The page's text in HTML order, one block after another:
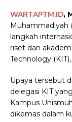
WARTAPTM.ID,
Muhammadiyah
langkah
riset dan
Technology
Upaya tersebut
delegasi KIT
Kampus
dikemas dalam